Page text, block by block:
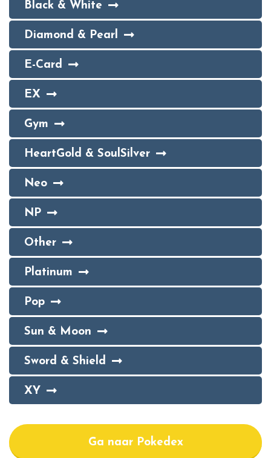
Black & White
Diamond & Pearl
E-Card
EX
Gym
HeartGold & SoulSilver
Neo
NP
Other
Platinum
Pop
Sun & Moon
Sword & Shield
XY
Ga naar Pokedex